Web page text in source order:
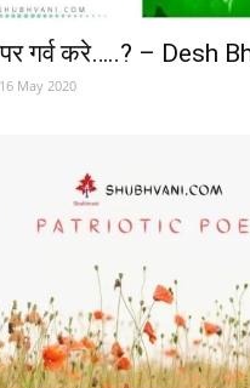
गर्व करे…..? – Desh
16 May 2020